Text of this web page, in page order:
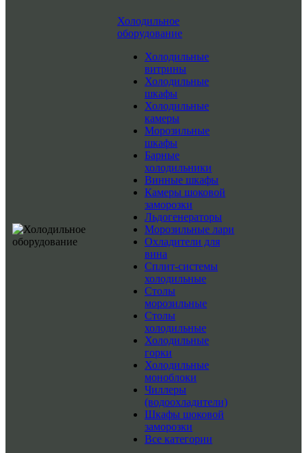
Холодильное
оборудование
Холодильные
витрины
Холодильные
шкафы
Холодильные
камеры
Морозильные
шкафы
Барные
холодильники
Винные шкафы
Камеры шоковой
заморозки
Льдогенераторы
Морозильные лари
Охладители для
вина
Сплит-системы
холодильные
Столы
морозильные
Столы
холодильные
Холодильные
горки
Холодильные
моноблоки
Чиллеры
(водоохладители)
Шкафы шоковой
заморозки
Все категории